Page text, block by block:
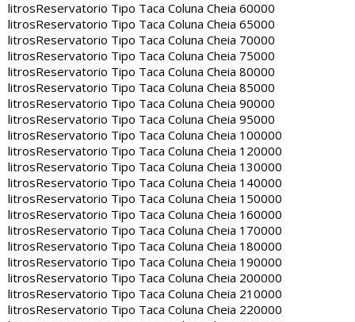
litrosReservatorio Tipo Taca Coluna Cheia 60000
litrosReservatorio Tipo Taca Coluna Cheia 65000
litrosReservatorio Tipo Taca Coluna Cheia 70000
litrosReservatorio Tipo Taca Coluna Cheia 75000
litrosReservatorio Tipo Taca Coluna Cheia 80000
litrosReservatorio Tipo Taca Coluna Cheia 85000
litrosReservatorio Tipo Taca Coluna Cheia 90000
litrosReservatorio Tipo Taca Coluna Cheia 95000
litrosReservatorio Tipo Taca Coluna Cheia 100000
litrosReservatorio Tipo Taca Coluna Cheia 120000
litrosReservatorio Tipo Taca Coluna Cheia 130000
litrosReservatorio Tipo Taca Coluna Cheia 140000
litrosReservatorio Tipo Taca Coluna Cheia 150000
litrosReservatorio Tipo Taca Coluna Cheia 160000
litrosReservatorio Tipo Taca Coluna Cheia 170000
litrosReservatorio Tipo Taca Coluna Cheia 180000
litrosReservatorio Tipo Taca Coluna Cheia 190000
litrosReservatorio Tipo Taca Coluna Cheia 200000
litrosReservatorio Tipo Taca Coluna Cheia 210000
litrosReservatorio Tipo Taca Coluna Cheia 220000